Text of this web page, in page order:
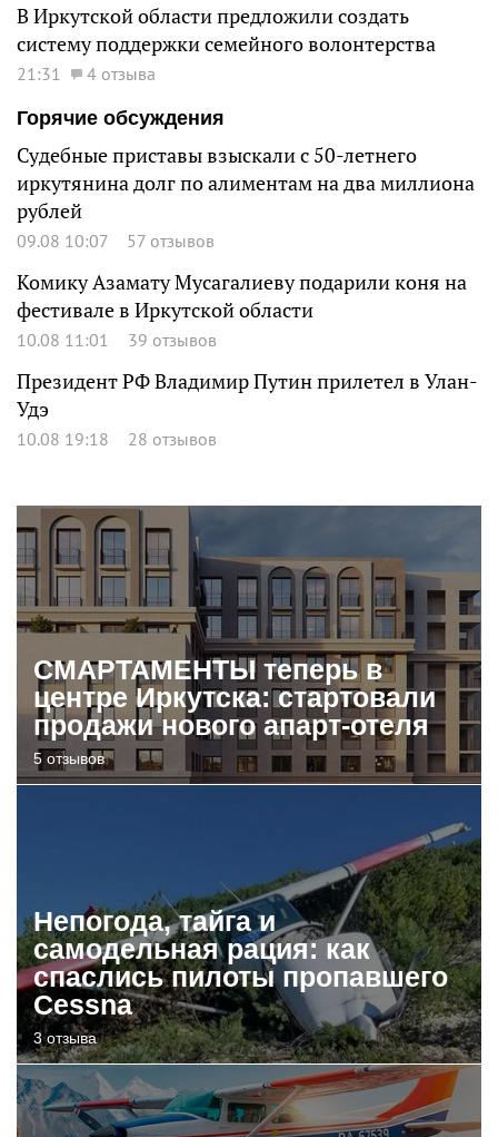
В Иркутской области предложили создать
систему поддержки семейного волонтерства
21:31
4 отзыва
Горячие обсуждения
Судебные приставы взыскали с 50-летнего
иркутянина долг по алиментам на два миллиона
рублей
09.08 10:07 57 отзывов
Комику Азамату Мусагалиеву подарили коня на
фестивале в Иркутской области
10.08 11:01 39 отзывов
Президент РФ Владимир Путин прилетел в Улан-
Удэ
10.08 19:18 28 отзывов
СМАРТАМЕНТЫ теперь в
центре Иркутска: стартовали
продажи нового апарт-отеля
5 отзывов
Непогода, тайга и
самодельная рация: как
спаслись пилоты пропавшего
Cessna
3 отзыва